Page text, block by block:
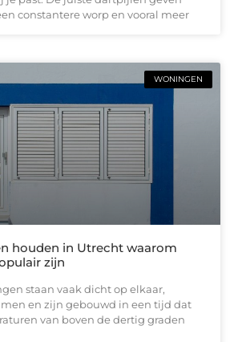
constantere worp en vooral meer
WONINGEN
houden in Utrecht waarom
zijn
staan vaak dicht op elkaar,
en zijn gebouwd in een tijd dat
van boven de dertig graden